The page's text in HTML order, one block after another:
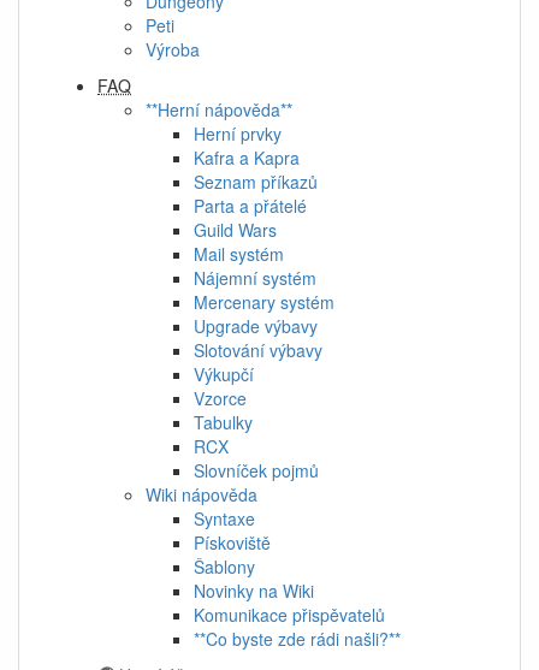
Peti
Výroba
FAQ
**Herní nápověda**
Herní prvky
Kafra a Kapra
Seznam příkazů
Parta a přátelé
Guild Wars
Mail systém
Nájemní systém
Mercenary systém
Upgrade výbavy
Slotování výbavy
Výkupčí
Vzorce
Tabulky
RCX
Slovníček pojmů
Wiki nápověda
Syntaxe
Pískoviště
Šablony
Novinky na Wiki
Komunikace přispěvatelů
**Co byste zde rádi našli?**